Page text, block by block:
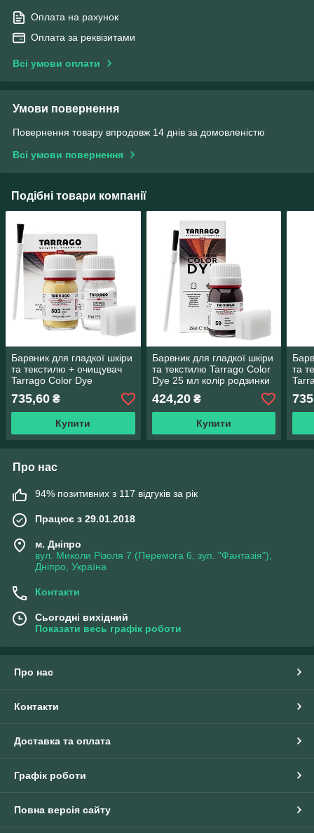
Оплата на рахунок
Оплата за реквізитами
Всі умови оплати
Умови повернення
Повернення товару впродовж 14 днів за домовленістю
Всі умови повернення
Подібні товари компанії
Барвник для гладкої шкіри
та текстилю + очищувач
Tarrago Color Dye
25мл+25мл колір золотий
металік (503)
735,60 ₴
Купити
Барвник для гладкої шкіри
та текстилю Tarrago Color
Dye 25 мл колір родзинки
(59)
424,20₴
Купити
та
Про нас
94% позитивних з 117 відгуків за рік
Працює з 29.01.2018
м. Дніпро
вул. Миколи Різоля 7 (Перемога 6, зуп. "Фантазія"),
Дніпро, Україна
Контакти
Сьогодні вихідний
Показати весь графік роботи
Про нас
Контакти
Доставка та оплата
Графік роботи
Повна версія сайту